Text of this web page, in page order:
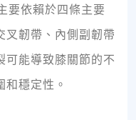
要依賴於四條主要
叉韌帶、內側副韌帶
可能導致膝關節的不
和穩定性。